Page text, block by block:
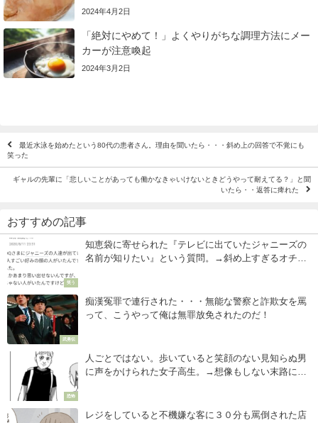
2024年4月2日
「絶対にやめて！」よくやりがちな調理方法にメー
カーが注意喚起
2024年3月2日
最近水泳を始めたという80代の患者さん。理由を聞いたら・・・斜め上の回答で不覚にも
笑った
ギャルの先輩に「悲しいことがあっても働かなきゃいけないときどうやって耐えてる？」と聞
いたら・・返答に痺れた
おすすめの記事
笑う
知恵袋に寄せられた『テレビに出ていたジャニーズの
名前が知りたい』という質問。→斜め上すぎるオチに
武勇伝
痴漢冤罪で連行された・・・無能な警察と詐欺女を罵
って、こうやって俺は無罪放免されたのだ！
恐怖
人ごとではない。歩いていると笑顔のない見知らぬ男
に声をかけられた女子高生。→想像もしない末路に血
レジをしていると不機嫌な客に３０分も罵倒された店